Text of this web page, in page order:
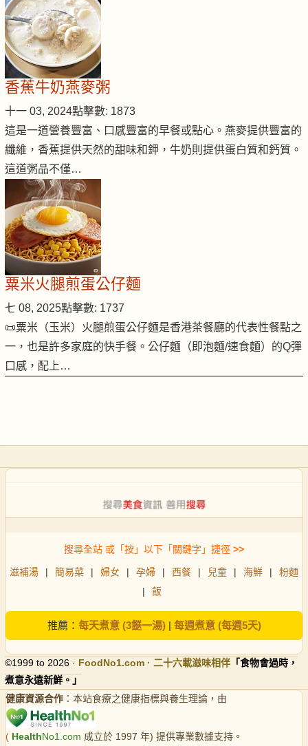
香蕉牛奶燕麥粥
十一 03, 2024點擊數: 1873
這是一道營養豐富、口感豐富的早餐或點心。燕麥提供豐富的
纖維，香蕉提供天然的甜味和鉀，牛奶則提供蛋白質和鈣質。
這道粥品不僅…
粟米火腿煎蛋公仔麵
七 08, 2025點擊數: 1737
📜粟米（玉米）火腿煎蛋公仔麵是香港茶餐廳的代表性餐點之
一，也是許多家庭的快手餐。公仔麵（即泡麵/速食麵）的Q彈
口感，配上…
搜尋全站 或「按」以下「關鍵字」捷徑 >>
滋補湯 | 簡易菜 | 婦女 | 孕婦 | 西餐 | 兒童 | 海鮮 |
粉麵
|
飯
推薦： 每天煮意 (3餸一湯)| 每週煮意 (每週5天)
©1999 to 2026 · FoodNo1.com · 二十六載滋味相伴 「食物會過時，
煮意永遠新鮮。」
健康資源合作 ：本站食療之健康指標與養生理論，由
( HealthNo1.com 成立於 1997 年) 提供專業數據支持。